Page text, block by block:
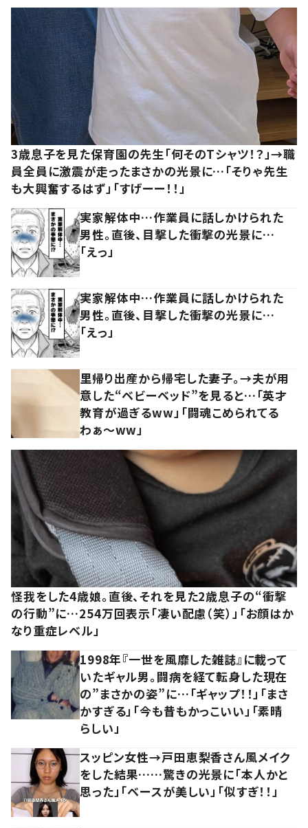
3歳息子を見た保育園の先生「何そのTシャツ！？」→職
員全員に激震が走ったまさかの光景に…「そりゃ先生
も大興奮するはず」「すげーー！！」
実家解体中…作業員に話しかけられた
男性。直後、目撃した衝撃の光景に…
「えっ」
実家解体中…作業員に話しかけられた
男性。直後、目撃した衝撃の光景に…
「えっ」
里帰り出産から帰宅した妻子。→夫が用
意した“ベビーベッド”を見ると…「英才
教育が過ぎるww」「闘魂こめられてる
わぁ～ww」
怪我をした4歳娘。直後、それを見た2歳息子の“衝撃
の行動”に…254万回表示「凄い配慮（笑）」「お顔はか
なり重症レベル」
1998年『一世を風靡した雑誌』に載って
いたギャル男。闘病を経て転身した現在
の”まさかの姿”に…「ギャップ！！」「まさ
かすぎる」「今も昔もかっこいい」「素晴
らしい」
スッピン女性→戸田恵梨香さん風メイク
をした結果……驚きの光景に「本人かと
思った」「ベースが美しい」「似すぎ！！」